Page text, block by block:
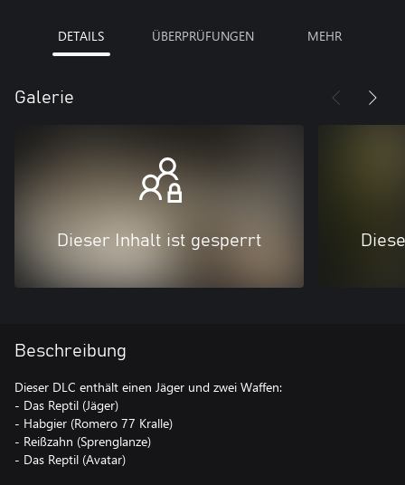
DETAILS ÜBERPRÜFUNGEN MEHR
Galerie
Dieser Inhalt ist gesperrt
Beschreibung
Dieser DLC enthält einen Jäger und zwei Waffen:
- Das Reptil (Jäger)
- Habgier (Romero 77 Kralle)
- Reißzahn (Sprenglanze)
- Das Reptil (Avatar)